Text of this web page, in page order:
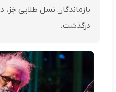
بازماندگان نسل طلایی جَز،
درگذشت.